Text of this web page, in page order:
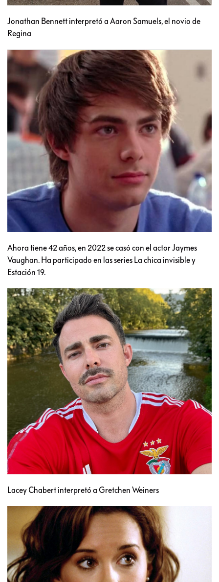
Jonathan Bennett interpretó a Aaron Samuels, el novio de
Regina
Ahora tiene 42 años, en 2022 se casó con el actor Jaymes
Vaughan. Ha participado en las series La chica invisible y
Estación 19.
Lacey Chabert interpretó a Gretchen Weiners